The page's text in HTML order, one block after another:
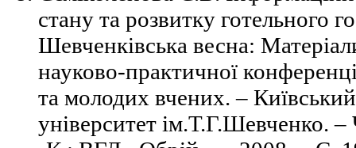
стану та розвитку готельного
Шевченківська весна:
науково-практичної
та молодих вчених. –
університет ім.Т.Г.Шевченко. –